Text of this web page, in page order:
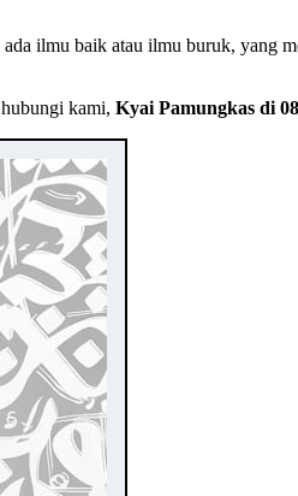
ilmu baik atau ilmu buruk, yang
kami, Kyai Pamungkas di